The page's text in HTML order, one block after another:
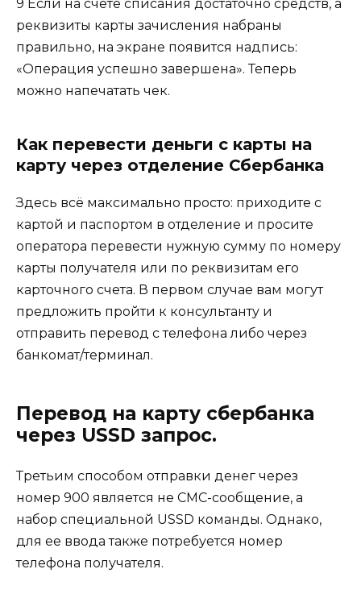
9 Если на счете списания достаточно средств, а
реквизиты карты зачисления набраны
правильно, на экране появится надпись:
«Операция успешно завершена». Теперь
можно напечатать чек.
Как перевести деньги с карты на
карту через отделение Сбербанка
Здесь всё максимально просто: приходите с
картой и паспортом в отделение и просите
оператора перевести нужную сумму по номеру
карты получателя или по реквизитам его
карточного счета. В первом случае вам могут
предложить пройти к консультанту и
отправить перевод с телефона либо через
банкомат/терминал.
Перевод на карту сбербанка
через USSD запрос.
Третьим способом отправки денег через
номер 900 является не СМС-сообщение, а
набор специальной USSD команды. Однако,
для ее ввода также потребуется номер
телефона получателя.